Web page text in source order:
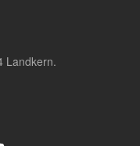
Landkern.